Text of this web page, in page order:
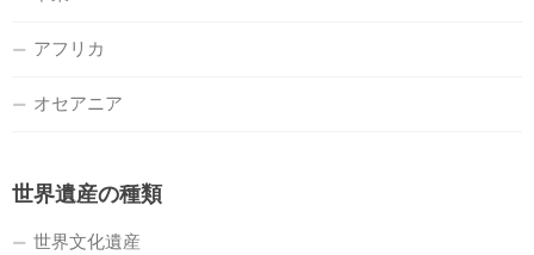
アフリカ
オセアニア
世界遺産の種類
世界文化遺産